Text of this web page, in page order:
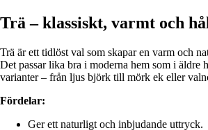
Trä – klassiskt, varmt och
Trä är ett tidlöst val som skapar en varm och
Det passar lika bra i moderna hem som i äldre
varianter – från ljus björk till mörk ek eller
Fördelar:
Ger ett naturligt och inbjudande uttryck.